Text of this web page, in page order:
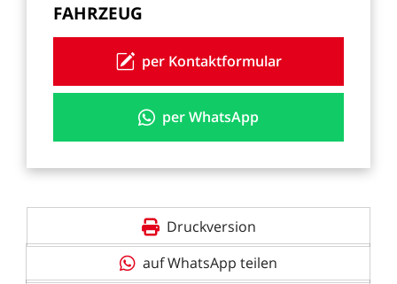
FAHRZEUG
per Kontaktformular
per WhatsApp
Druckversion
auf WhatsApp teilen